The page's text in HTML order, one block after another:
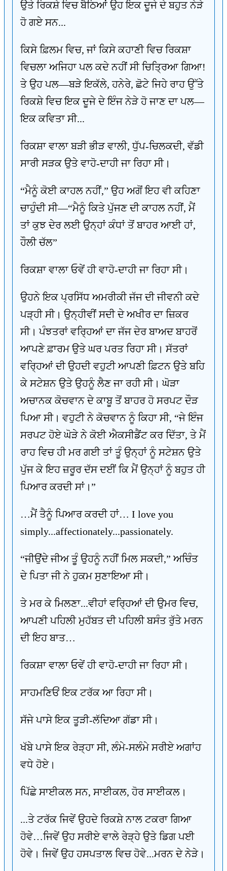
ਉਤੇ ਰਿਕਸ਼ੇ ਵਿਚ ਬੈਠਿਆਂ ਉਹ ਇਕ ਦੂਜੇ ਦੇ ਬਹੁਤ ਨੇੜੇ
ਹੋ ਗਏ ਸਨ...
ਕਿਸੇ ਫ਼ਿਲਮ ਵਿਚ, ਜਾਂ ਕਿਸੇ ਕਹਾਣੀ ਵਿਚ ਰਿਕਸ਼ਾ
ਵਿਚਲਾ ਅਜਿਹਾ ਪਲ ਕਦੇ ਨਹੀਂ ਸੀ ਚਿਤ੍ਰਿਆ ਗਿਆ!
ਤੇ ਉਹ ਪਲ—ਬੜੇ ਇਕੱਲੇ, ਹਨੇਰੇ, ਛੋਟੇ ਜਿਹੇ ਰਾਹ ਉੱਤੇ
ਰਿਕਸ਼ੇ ਵਿਚ ਇਕ ਦੂਜੇ ਦੇ ਇੰਜ ਨੇੜੇ ਹੋ ਜਾਣ ਦਾ ਪਲ—
ਇਕ ਕਵਿਤਾ ਸੀ...
ਰਿਕਸ਼ਾ ਵਾਲਾ ਬੜੀ ਭੀੜ ਵਾਲੀ, ਧੁੱਪ-ਚਿਲਕਦੀ, ਵੱਡੀ
ਸਾਰੀ ਸੜਕ ਉਤੇ ਵਾਹੋ-ਦਾਹੀ ਜਾ ਰਿਹਾ ਸੀ।
“ਮੈਨੂੰ ਕੋਈ ਕਾਹਲ ਨਹੀਂ,” ਉਹ ਅਗੋਂ ਇਹ ਵੀ ਕਹਿਣਾ
ਚਾਹੁੰਦੀ ਸੀ—“ਮੈਨੂੰ ਕਿਤੇ ਪੁੱਜਣ ਦੀ ਕਾਹਲ ਨਹੀਂ, ਮੈਂ
ਤਾਂ ਕੁਝ ਦੇਰ ਲਈ ਉਨ੍ਹਾਂ ਕੰਧਾਂ ਤੋਂ ਬਾਹਰ ਆਈ ਹਾਂ,
ਹੌਲੀ ਚੱਲ”
ਰਿਕਸ਼ਾ ਵਾਲਾ ਓਵੇਂ ਹੀ ਵਾਹੋ-ਦਾਹੀ ਜਾ ਰਿਹਾ ਸੀ।
ਉਹਨੇ ਇਕ ਪ੍ਰਸਿੱਧ ਅਮਰੀਕੀ ਜੱਜ ਦੀ ਜੀਵਨੀ ਕਦੇ
ਪੜ੍ਹੀ ਸੀ। ਉਨ੍ਹੀਵੀਂ ਸਦੀ ਦੇ ਅਖੀਰ ਦਾ ਜ਼ਿਕਰ
ਸੀ। ਪੰਝਤਰਾਂ ਵਰ੍ਹਿਆਂ ਦਾ ਜੱਜ ਦੇਰ ਬਾਅਦ ਬਾਹਰੋਂ
ਆਪਣੇ ਫ਼ਾਰਮ ਉਤੇ ਘਰ ਪਰਤ ਰਿਹਾ ਸੀ। ਸੱਤਰਾਂ
ਵਰ੍ਹਿਆਂ ਦੀ ਉਹਦੀ ਵਹੁਟੀ ਆਪਣੀ ਫ਼ਿਟਨ ਉਤੇ ਬਹਿ
ਕੇ ਸਟੇਸ਼ਨ ਉਤੇ ਉਹਨੂੰ ਲੈਣ ਜਾ ਰਹੀ ਸੀ। ਘੋੜਾ
ਅਚਾਨਕ ਕੋਚਵਾਨ ਦੇ ਕਾਬੂ ਤੋਂ ਬਾਹਰ ਹੋ ਸਰਪਟ ਦੌੜ
ਪਿਆ ਸੀ। ਵਹੁਟੀ ਨੇ ਕੋਚਵਾਨ ਨੂੰ ਕਿਹਾ ਸੀ, “ਜੇ ਇੰਜ
ਸਰਪਟ ਹੋਏ ਘੋੜੇ ਨੇ ਕੋਈ ਐਕਸੀਡੈਂਟ ਕਰ ਦਿੱਤਾ, ਤੇ ਮੈਂ
ਰਾਹ ਵਿਚ ਹੀ ਮਰ ਗਈ ਤਾਂ ਤੂੰ ਉਨ੍ਹਾਂ ਨੂੰ ਸਟੇਸ਼ਨ ਉਤੇ
ਪੁੱਜ ਕੇ ਇਹ ਜ਼ਰੂਰ ਦੱਸ ਦਈਂ ਕਿ ਮੈਂ ਉਨ੍ਹਾਂ ਨੂੰ ਬਹੁਤ ਹੀ
ਪਿਆਰ ਕਰਦੀ ਸਾਂ।”
…ਮੈਂ ਤੈਨੂੰ ਪਿਆਰ ਕਰਦੀ ਹਾਂ… I love you
simply...affectionately...passionately.
“ਜੀਉਂਦੇ ਜੀਅ ਤੂੰ ਉਹਨੂੰ ਨਹੀਂ ਮਿਲ ਸਕਦੀ,” ਅਚਿੰਤ
ਦੇ ਪਿਤਾ ਜੀ ਨੇ ਹੁਕਮ ਸੁਣਾਇਆ ਸੀ।
ਤੇ ਮਰ ਕੇ ਮਿਲਣਾ...ਵੀਹਾਂ ਵਰ੍ਹਿਆਂ ਦੀ ਉਮਰ ਵਿਚ,
ਆਪਣੀ ਪਹਿਲੀ ਮੁਹੱਬਤ ਦੀ ਪਹਿਲੀ ਬਸੰਤ ਰੁੱਤੇ ਮਰਨ
ਦੀ ਇਹ ਬਾਤ…
ਰਿਕਸ਼ਾ ਵਾਲਾ ਓਵੇਂ ਹੀ ਵਾਹੋ-ਦਾਹੀ ਜਾ ਰਿਹਾ ਸੀ।
ਸਾਹਮਣਿਓਂ ਇਕ ਟਰੱਕ ਆ ਰਿਹਾ ਸੀ।
ਸੱਜੇ ਪਾਸੇ ਇਕ ਤੂੜੀ-ਲੱਦਿਆ ਗੱਡਾ ਸੀ।
ਖੱਬੇ ਪਾਸੇ ਇਕ ਰੇੜ੍ਹਾ ਸੀ, ਲੰਮੇ-ਸਲੰਮੇ ਸਰੀਏ ਅਗਾਂਹ
ਵਧੇ ਹੋਏ।
ਪਿੱਛੇ ਸਾਈਕਲ ਸਨ, ਸਾਈਕਲ, ਹੋਰ ਸਾਈਕਲ।
...ਤੇ ਟਰੱਕ ਜਿਵੇਂ ਉਹਦੇ ਰਿਕਸ਼ੇ ਨਾਲ ਟਕਰਾ ਗਿਆ
ਹੋਵੇ…ਜਿਵੇਂ ਉਹ ਸਰੀਏ ਵਾਲੇ ਰੇੜ੍ਹੇ ਉਤੇ ਡਿਗ ਪਈ
ਹੋਵੇ। ਜਿਵੇਂ ਉਹ ਹਸਪਤਾਲ ਵਿਚ ਹੋਵੇ...ਮਰਨ ਦੇ ਨੇੜੇ।